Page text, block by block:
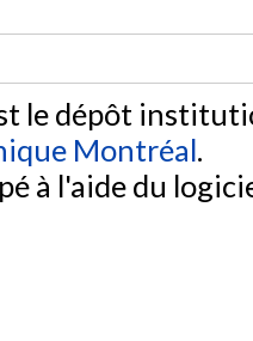
le dépôt
Montréal.
à l'aide du